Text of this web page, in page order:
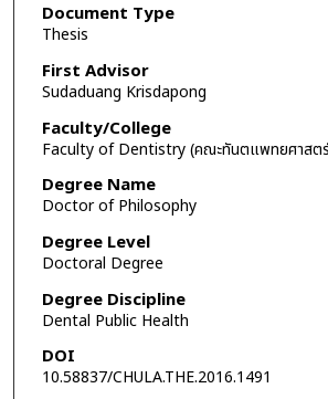
Document Type
Thesis
First Advisor
Sudaduang Krisdapong
Faculty/College
Faculty of Dentistry (คณะทันตแพทยศาสต
Degree Name
Doctor of Philosophy
Degree Level
Doctoral Degree
Degree Discipline
Dental Public Health
DOI
10.58837/CHULA.THE.2016.1491